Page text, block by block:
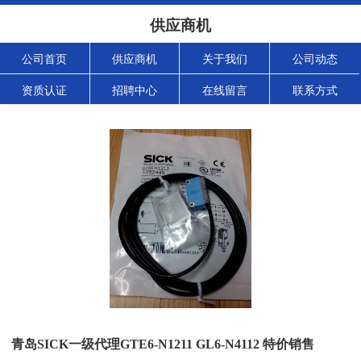
供应商机
公司首页 供应商机 关于我们 公司动态
资质认证 招聘中心 在线留言 联系方式
青岛SICK一级代理GTE6-N1211 GL6-N4112 特价销售